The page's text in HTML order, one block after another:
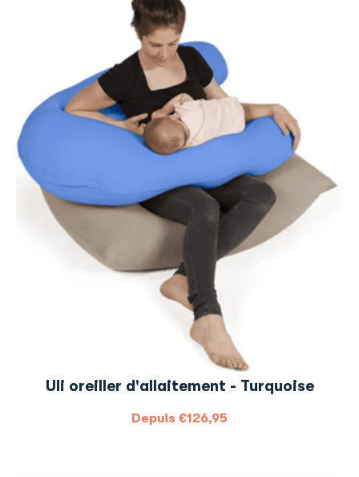
Uli oreiller d'allaitement - Turquoise
Depuis €126,95